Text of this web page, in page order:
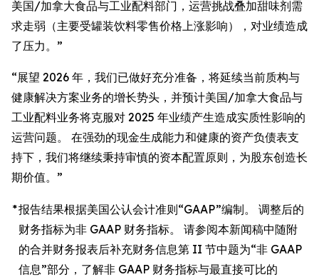
美国/加拿大食品与工业配料部门，运营挑战叠加甜味剂需
求走弱（主要受罐装饮料零售价格上涨影响），对业绩造成
了压力。”
“展望 2026 年，我们已做好充分准备，将延续当前质构与
健康解决方案业务的增长势头，并预计美国/加拿大食品与
工业配料业务将克服对 2025 年业绩产生造成实质性影响的
运营问题。 在强劲的现金生成能力和健康的资产负债表支
持下，我们将继续秉持审慎的资本配置原则，为股东创造长
期价值。”
*报告结果根据美国公认会计准则“GAAP”编制。 调整后的
财务指标为非 GAAP 财务指标。 请参阅本新闻稿中随附
的合并财务报表后补充财务信息第 II 节中题为“非 GAAP
信息”部分，了解非 GAAP 财务指标与最直接可比的